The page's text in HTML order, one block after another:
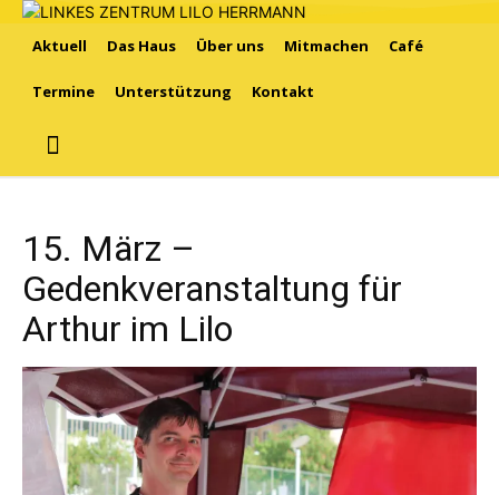
Aktuell Das Haus Über uns Mitmachen Café
Termine Unterstützung Kontakt
15. März –
Gedenkveranstaltung für
Arthur im Lilo